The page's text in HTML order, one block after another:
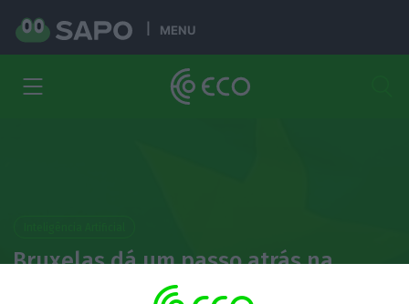
MENU
Bruxelas dá um passo atrás na
aplicação do AI Act. O que muda?